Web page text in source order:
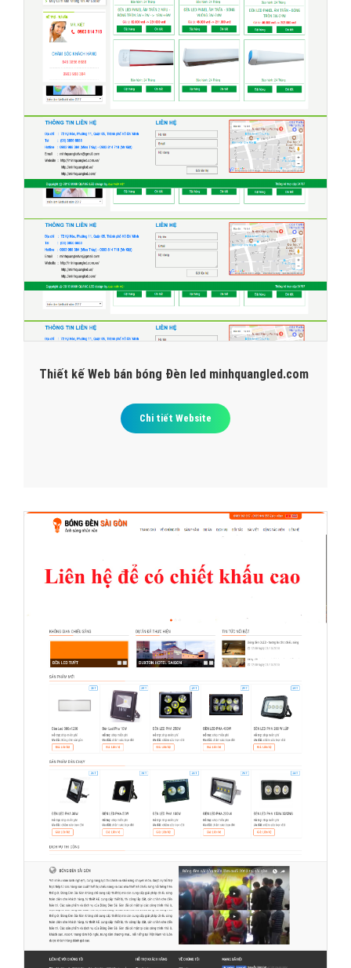
Thiết kế Web bán bóng Đèn led minhquangled.com
Chi tiết Website